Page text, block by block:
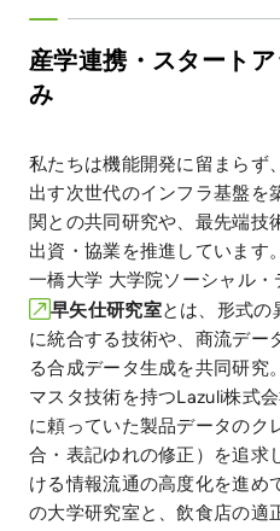
産学連携・スタート
み
私たちは機能開発に留まらず
出す次世代のインフラ基盤を
関との共同研究や、最先端技
出資・協業を推進しています。
一橋大学 大学院ソーシャル
早矢仕研究室とは、形式の
に統合する技術や、商流デー
る合成データ生成を共同研究
マスタ技術を持つLazuli株式
に頼っていた製品データのク
合・表記ゆれの修正）を追求
ける情報流通の高度化を進め
の大学研究室と、飲食店の適